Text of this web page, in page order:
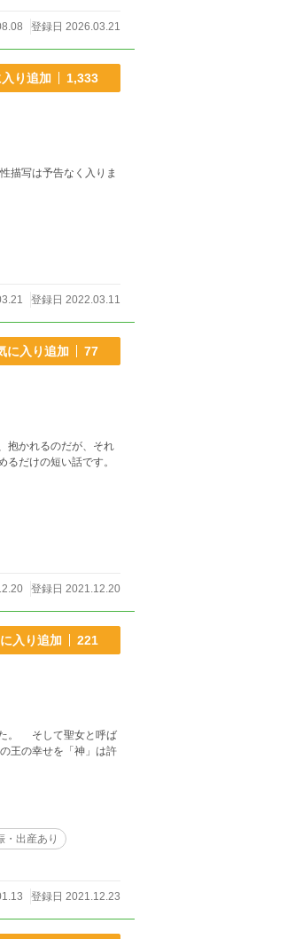
登録日 2026.03.21
り追加 1,333
登録日 2022.03.11
に入り追加 77
抱かれるのだが、それ
登録日 2021.12.20
入り追加 221
。 そして聖女と呼ば
・出産あり
登録日 2021.12.23